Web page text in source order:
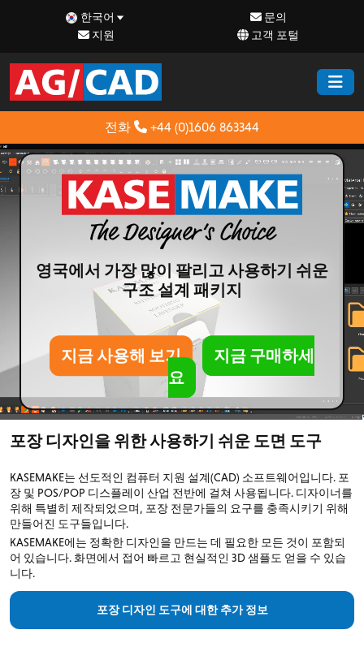
한국어
문의
지원
고객 포털
전화 +44 (0)1606 863344
영국에서 가장 많이 팔리고 사용하기 쉬운
구조 설계 패키지
지금 사용해 보기
지금 구매하세
요
포장 디자인을 위한 사용하기 쉬운 도면 도구
KASEMAKE는 선도적인 컴퓨터 지원 설계(CAD) 소프트웨어입니다. 포
장 및 POS/POP 디스플레이 산업 전반에 걸쳐 사용됩니다. 디자이너를
위해 특별히 제작되었으며, 포장 전문가들의 요구를 충족시키기 위해
만들어진 도구들입니다.
KASEMAKE에는 정확한 디자인을 만드는 데 필요한 모든 것이 포함되
어 있습니다. 화면에서 접어 빠르고 현실적인 3D 샘플도 얻을 수 있습
니다.
포장 디자인 도구에 대한 추가 정보